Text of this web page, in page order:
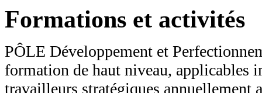
Formations et activités
PÔLE Développement et
formation de haut niveau, applicables
travailleurs stratégiques annuellement